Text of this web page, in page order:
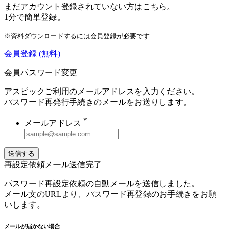
まだアカウント登録されていない方はこちら。
1分で簡単登録。
※資料ダウンロードするには会員登録が必要です
会員登録 (無料)
会員パスワード変更
アスピックご利用のメールアドレスを入力ください。
パスワード再発行手続きのメールをお送りします。
メールアドレス *
送信する
再設定依頼メール送信完了
パスワード再設定依頼の自動メールを送信しました。
メール文のURLより、パスワード再登録のお手続きをお願
いします。
メールが届かない場合